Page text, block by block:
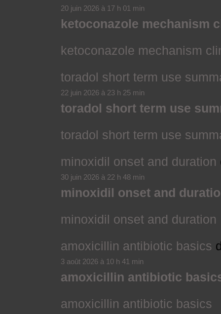
20 juin 2026 à 17 h 01 min
ketoconazole mechanism
ketoconazole mechanism
toradol short term use
22 juin 2026 à 23 h 25 min
toradol short term use
toradol short term use
minoxidil onset and duration
30 juin 2026 à 22 h 48 min
minoxidil onset and
minoxidil onset and duration
amoxicillin antibiotic basics
3 août 2026 à 10 h 41 min
amoxicillin antibiotic
amoxicillin antibiotic basics